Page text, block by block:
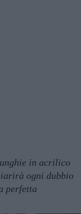
in acrilico
ogni dubbio
perfetta